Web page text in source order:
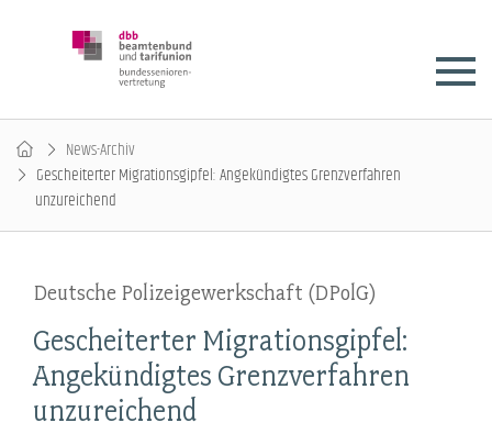
News-Archiv
Gescheiterter Migrationsgipfel: Angekündigtes Grenzverfahren
unzureichend
Deutsche Polizeigewerkschaft (DPolG)
Gescheiterter Migrationsgipfel:
Angekündigtes Grenzverfahren
unzureichend